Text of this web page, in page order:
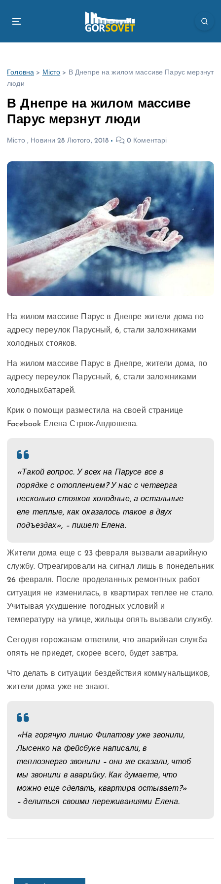
Головна > Місто > В Днепре на жилом массиве Парус мерзнут
люди
В Днепре на жилом массиве
Парус мерзнут люди
Місто, Новини 28 Лютого, 2018 0 Коментарі
На жилом массиве Парус в Днепре жители дома по
адресу переулок Парусный, 6, стали заложниками
холодных стояков.
На жилом массиве Парус в Днепре, жители дома, по
адресу переулок Парусный, 6, стали заложниками
холодныхбатарей.
Крик о помощи разместила на своей странице
Facebook Елена Стрюк-Авдюшева.
«Такой вопрос. У всех на Парусе все в
порядке с отоплением? У нас с четверга
несколько стояков холодные, а остальные
еле теплые, как оказалось такое в двух
подъездах», – пишет Елена.
Жители дома еще с 23 февраля вызвали аварийную
службу. Отреагировали на сигнал лишь в понедельник
26 февраля. После проделанных ремонтных работ
ситуация не изменилась, в квартирах теплее не стало.
Учитывая ухудшение погодных условий и
температуру на улице, жильцы опять вызвали службу.
Сегодня горожанам ответили, что аварийная служба
опять не приедет, скорее всего, будет завтра.
Что делать в ситуации бездействия коммунальщиков,
жители дома уже не знают.
«На горячую линию Филатову уже звонили,
Лысенко на фейсбуке написали, в
теплоэнерго звонили – они же сказали, чтоб
мы звонили в аварийку. Как думаете, что
можно еще сделать, квартира остывает?»
– делиться своими переживаниями Елена.